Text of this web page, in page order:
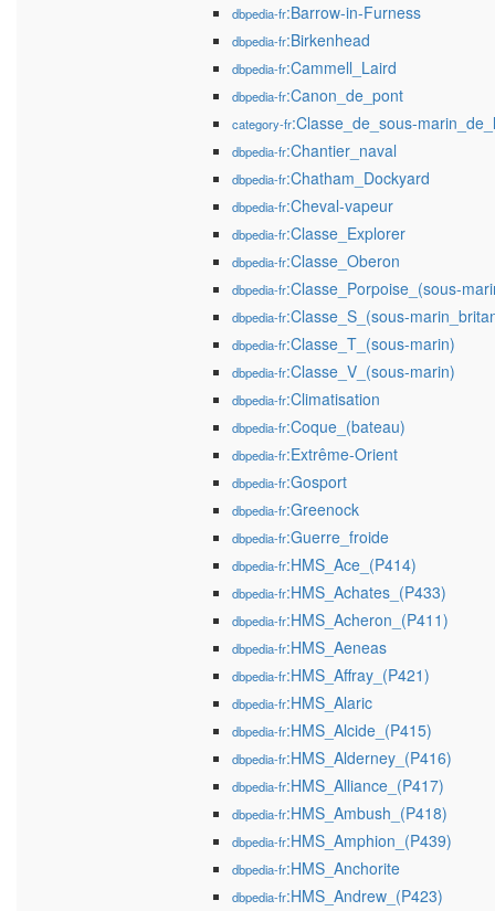
dbpedia-fr:Barrow-in-Furness
dbpedia-fr:Birkenhead
dbpedia-fr:Cammell_Laird
dbpedia-fr:Canon_de_pont
category-fr:Classe_de_sous-
dbpedia-fr:Chantier_naval
dbpedia-fr:Chatham_Dockyard
dbpedia-fr:Cheval-vapeur
dbpedia-fr:Classe_Explorer
dbpedia-fr:Classe_Oberon
dbpedia-fr:Classe_Porpoise_(sous-
dbpedia-fr:Classe_S_(sous-
dbpedia-fr:Classe_T_(sous-marin)
dbpedia-fr:Classe_V_(sous-marin)
dbpedia-fr:Climatisation
dbpedia-fr:Coque_(bateau)
dbpedia-fr:Extrême-Orient
dbpedia-fr:Gosport
dbpedia-fr:Greenock
dbpedia-fr:Guerre_froide
dbpedia-fr:HMS_Ace_(P414)
dbpedia-fr:HMS_Achates_(P433)
dbpedia-fr:HMS_Acheron_(P411)
dbpedia-fr:HMS_Aeneas
dbpedia-fr:HMS_Affray_(P421)
dbpedia-fr:HMS_Alaric
dbpedia-fr:HMS_Alcide_(P415)
dbpedia-fr:HMS_Alderney_(P416)
dbpedia-fr:HMS_Alliance_(P417)
dbpedia-fr:HMS_Ambush_(P418)
dbpedia-fr:HMS_Amphion_(P439)
dbpedia-fr:HMS_Anchorite
dbpedia-fr:HMS_Andrew_(P423)